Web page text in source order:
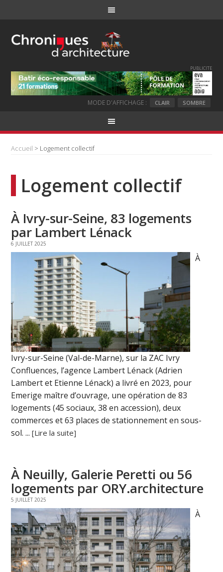
PUBLICITE
MODE D'AFFICHAGE : CLAIR SOMBRE
Accueil > Logement collectif
Logement collectif
À Ivry-sur-Seine, 83 logements
par Lambert Lénack
6 JUILLET 2025
À
Ivry-sur-Seine (Val-de-Marne), sur la ZAC Ivry
Confluences, l’agence Lambert Lénack (Adrien
Lambert et Etienne Lénack) a livré en 2023, pour
Emerige maître d’ouvrage, une opération de 83
logements (45 sociaux, 38 en accession), deux
commerces et 63 places de stationnement en sous-
sol. ...[Lire la suite]
À Neuilly, Galerie Peretti ou 56
logements par ORY.architecture
5 JUILLET 2025
À